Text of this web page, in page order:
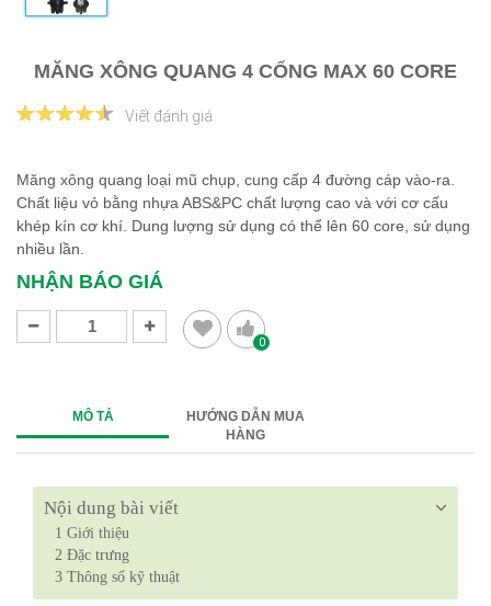
MĂNG XÔNG QUANG 4 CỔNG MAX 60 CORE
Viết đánh giá
Măng xông quang loại mũ chụp, cung cấp 4 đường cáp vào-ra.
Chất liệu vỏ bằng nhựa ABS&PC chất lượng cao và với cơ cấu
khép kín cơ khí. Dung lượng sử dụng có thể lên 60 core, sử dụng
nhiều lần.
NHẬN BÁO GIÁ
0
MÔ TẢ
HƯỚNG DẪN MUA
HÀNG
Nội dung bài viết
1 Giới thiệu
2 Đặc trưng
3 Thông số kỹ thuật